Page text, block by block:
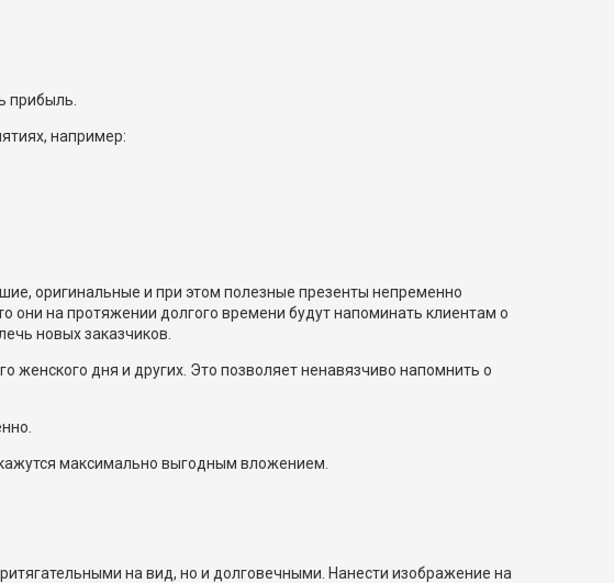
прибыль.
например:
оригинальные и при этом полезные презенты непременно
они на протяжении долгого времени будут напоминать клиентам о
новых заказчиков.
женского дня и других. Это позволяет ненавязчиво напомнить о
максимально выгодным вложением.
на вид, но и долговечными. Нанести изображение на